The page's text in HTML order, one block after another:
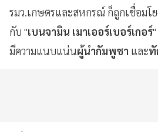
รมว.เกษตรและสหกรณ์ ก็ถูกเชื่อมโย
กับ "เบนจามิน เมาเออร์เบอร์เกอร์
มีความแนบแน่นผู้นำกัมพูชา และ